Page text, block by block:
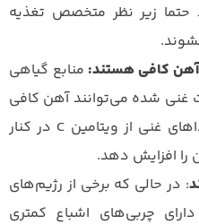
حتما زیر نظر متخصص تغذیه
آهن کافی هستند: منابع گیاهی
غنی شده می‌توانند آهن کافی
را تامین کنند و مصرف غذاهای غنی از ویتامین C در کنار
را افزایش دهد.
: در حالی که برخی از رژیم‌های
چربی‌های اشباع کمتری